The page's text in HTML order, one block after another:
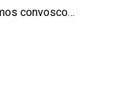
convosco…